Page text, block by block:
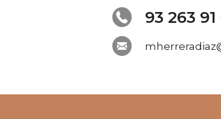
93 263 91